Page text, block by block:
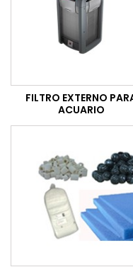
FILTRO EXTERNO
ACUARIO